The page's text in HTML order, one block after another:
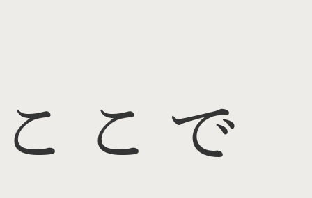
ここで